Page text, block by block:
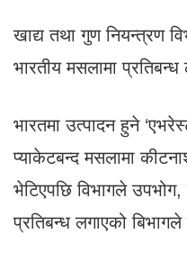
खाद्य तथा गुण नियन्त्रण
भारतीय मसलामा
भारतमा उत्पादन हुने
प्याकेटबन्द मसलामा
भेटिएपछि विभागले
प्रतिबन्ध लगाएको